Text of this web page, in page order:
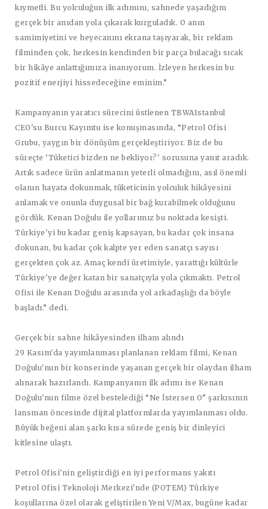
kıymetli. Bu yolculuğun ilk adımını, sahnede yaşadığım
gerçek bir anıdan yola çıkarak kurguladık. O anın
samimiyetini ve heyecanını ekrana taşıyarak, bir reklam
filminden çok, herkesin kendinden bir parça bulacağı sıcak
bir hikâye anlattığımıza inanıyorum. İzleyen herkesin bu
pozitif enerjiyi hissedeceğine eminim.”
Kampanyanın yaratıcı sürecini üstlenen TBWAIstanbul
CEO'su Burcu Kayımtu ise konuşmasında, “Petrol Ofisi
Grubu, yaygın bir dönüşüm gerçekleştiriyor. Biz de bu
süreçte ‘Tüketici bizden ne bekliyor?' sorusuna yanıt aradık.
Artık sadece ürün anlatmanın yeterli olmadığını, asıl önemli
olanın hayata dokunmak, tüketicinin yolculuk hikâyesini
anlamak ve onunla duygusal bir bağ kurabilmek olduğunu
gördük. Kenan Doğulu ile yollarımız bu noktada kesişti.
Türkiye'yi bu kadar geniş kapsayan, bu kadar çok insana
dokunan, bu kadar çok kalpte yer eden sanatçı sayısı
gerçekten çok az. Amaç kendi üretimiyle, yarattığı kültürle
Türkiye'ye değer katan bir sanatçıyla yola çıkmaktı. Petrol
Ofisi ile Kenan Doğulu arasında yol arkadaşlığı da böyle
başladı.” dedi.
Gerçek bir sahne hikâyesinden ilham alındı
29 Kasım'da yayımlanması planlanan reklam filmi, Kenan
Doğulu'nun bir konserinde yaşanan gerçek bir olaydan ilham
alınarak hazırlandı. Kampanyanın ilk adımı ise Kenan
Doğulu'nun filme özel bestelediği “Ne İstersen O” şarkısının
lansman öncesinde dijital platformlarda yayımlanması oldu.
Büyük beğeni alan şarkı kısa sürede geniş bir dinleyici
kitlesine ulaştı.
Petrol Ofisi'nin geliştirdiği en iyi performans yakıtı
Petrol Ofisi Teknoloji Merkezi'nde (POTEM) Türkiye
koşullarına özel olarak geliştirilen Yeni V/Max, bugüne kadar